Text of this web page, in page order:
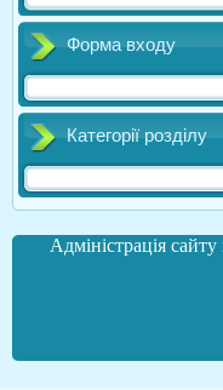
Форма входу
Категорії розділу
Адміністрація